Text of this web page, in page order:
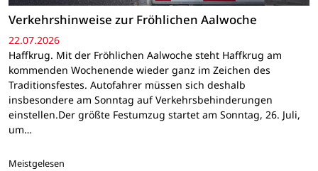
Verkehrshinweise zur Fröhlichen Aalwoche
22.07.2026
Haffkrug. Mit der Fröhlichen Aalwoche steht Haffkrug am
kommenden Wochenende wieder ganz im Zeichen des
Traditionsfestes. Autofahrer müssen sich deshalb
insbesondere am Sonntag auf Verkehrsbehinderungen
einstellen.Der größte Festumzug startet am Sonntag, 26. Juli,
um…
Meistgelesen